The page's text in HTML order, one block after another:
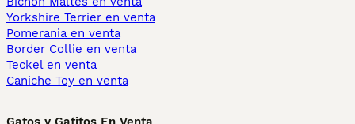
Yorkshire Terrier en venta
Pomerania en venta
Border Collie en venta
Teckel en venta
Caniche Toy en venta